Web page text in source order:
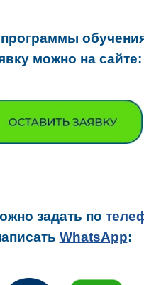
можно на сайте:
задать по
WhatsApp: